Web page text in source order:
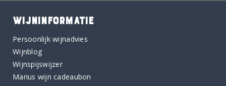
WIJNINFORMATIE
Persoonlijk wijnadvies
Wijnblog
Wijnspijswijzer
Marius wijn cadeaubon